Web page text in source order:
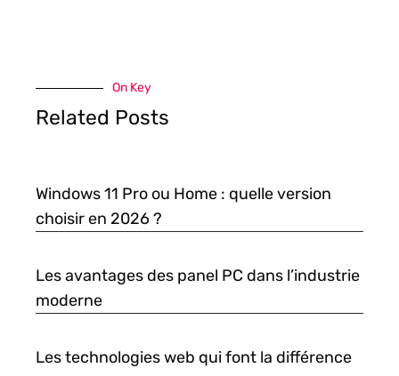
On Key
Related Posts
Windows 11 Pro ou Home : quelle version
choisir en 2026 ?
Les avantages des panel PC dans l’industrie
moderne
Les technologies web qui font la différence